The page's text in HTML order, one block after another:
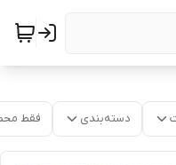
دسته‌بندی فقط